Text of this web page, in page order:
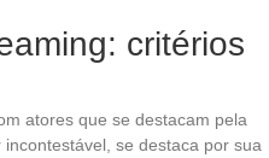
critérios
atores que se destacam pela
incontestável, se destaca por sua